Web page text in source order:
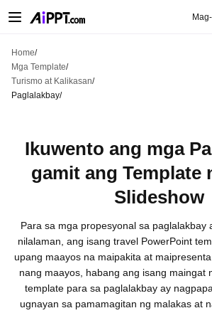
Home/
Mga Template/
Turismo at Kalikasan/
Paglalakbay/
Ikuwento ang mga
gamit ang Template
Slideshow
Para sa mga propesyonal sa paglalakbay
nilalaman, ang isang travel PowerPoint
upang maayos na maipakita at
nang maayos, habang ang isang maingat
template para sa paglalakbay ay
ugnayan sa pamamagitan ng malakas at